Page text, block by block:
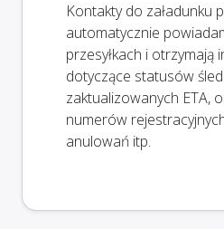
Kontakty do załadunku
automatycznie
przesyłkach i otrzymają
dotyczące statusów
zaktualizowanych ETA,
numerów
anulowań itp.